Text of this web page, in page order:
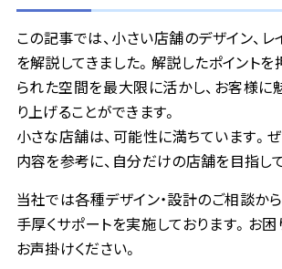
この記事では、小さい店舗のデザイン、レ
を解説してきました。解説したポイントを
られた空間を最大限に活かし、お客様
り上げることができます。
小さな店舗は、可能性に満ちています。
内容を参考に、自分だけの店舗を目指して
当社では各種デザイン・設計のご相談か
手厚くサポートを実施しております。お
お声掛けください。